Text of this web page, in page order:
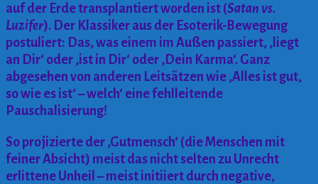
auf der Erde transplantiert worden ist (Satan vs.
Luzifer). Der Klassiker aus der Esoterik-Bewegung
postuliert: Das, was einem im Außen passiert, ‚liegt
an Dir‘ oder ‚ist in Dir‘ oder ‚Dein Karma‘. Ganz
abgesehen von anderen Leitsätzen wie ‚Alles ist gut,
so wie es ist‘ – welch‘ eine fehlleitende
Pauschalisierung!
So projizierte der ‚Gutmensch‘ (die Menschen mit
feiner Absicht) meist das nicht selten zu Unrecht
erlittene Unheil – meist initiiert durch negative,